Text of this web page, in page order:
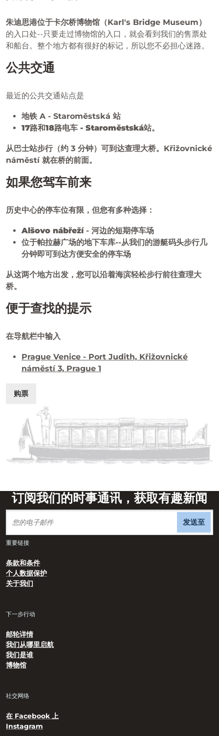
朱迪思港位于卡尔桥博物馆（Karl's Bridge Museum）
的入口处--只要走过博物馆的入口，就会看到我们的售票处
和船台。整个地方都有很好的标记，所以您不必担心迷路。
公共交通
最近的公共交通站点是
地铁 A - Staroměstská 站
17路和18路电车 - Staroměstská站。
从巴士站步行（约 3 分钟）可到达查理大桥。Křižovnické
náměstí 就在桥的前面。
如果您驾车前来
历史中心的停车位有限，但您有多种选择：
Alšovo nábřeží- 河边的短期停车场
位于帕拉赫广场的地下车库--从我们的游艇码头步行几
分钟即可到达方便安全的停车场
从这两个地方出发，您可以沿着海滨轻松步行前往查理大
桥。
便于查找的提示
在导航栏中输入
Prague Venice - Port Judith, Křižovnické
náměstí 3, Prague 1
购票
订阅我们的时事通讯，获取有趣新闻
发送至
重要链接
条款和条件
个人数据保护
关于我们
下一步行动
邮轮详情
我们从哪里启航
我们是谁
博物馆
社交网络
在 Facebook 上
Instagram